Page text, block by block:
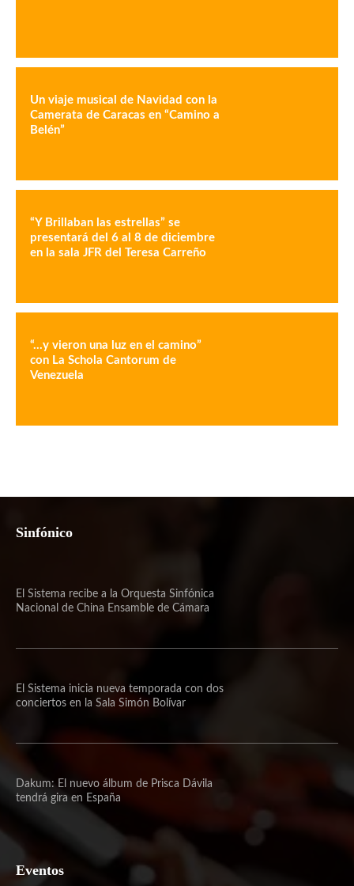
Un viaje musical de Navidad con la
Camerata de Caracas en “Camino a
Belén”
“Y Brillaban las estrellas” se
presentará del 6 al 8 de diciembre
en la sala JFR del Teresa Carreño
“…y vieron una luz en el camino”
con La Schola Cantorum de
Venezuela
Sinfónico
El Sistema recibe a la Orquesta Sinfónica
Nacional de China Ensamble de Cámara
El Sistema inicia nueva temporada con dos
conciertos en la Sala Simón Bolívar
Dakum: El nuevo álbum de Prisca Dávila
tendrá gira en España
Eventos